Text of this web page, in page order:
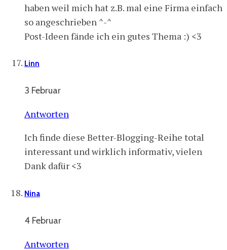
haben weil mich hat z.B. mal eine Firma einfach
so angeschrieben ^-^
Post-Ideen fände ich ein gutes Thema :) <3
Linn
3 Februar
Antworten
Ich finde diese Better-Blogging-Reihe total
interessant und wirklich informativ, vielen
Dank dafür <3
Nina
4 Februar
Antworten